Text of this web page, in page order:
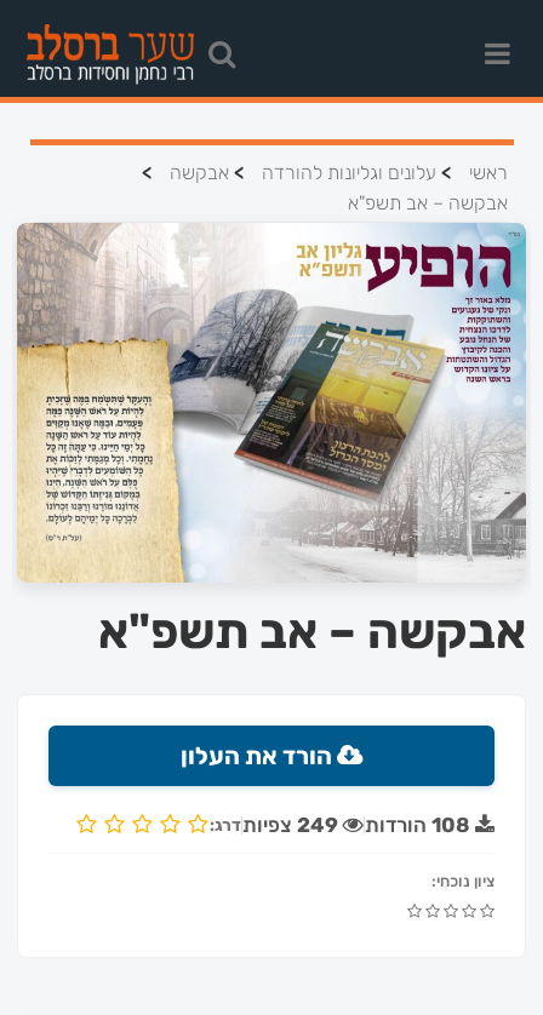
ראשי > עלונים וגליונות להורדה > אבקשה >
אבקשה – אב תשפ"א
אבקשה – אב תשפ"א
הורד את העלון
108 הורדות 249 צפיותדרג:
ציון נוכחי: